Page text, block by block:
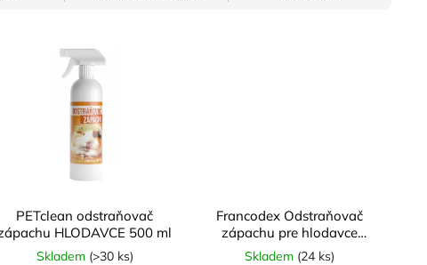
PETclean odstraňovač
HLODAVCE 500 ml
Skladem (>30 ks)
Francodex Odstraňovač
zápachu pre hlodavce
250ml
Skladem (24 ks)